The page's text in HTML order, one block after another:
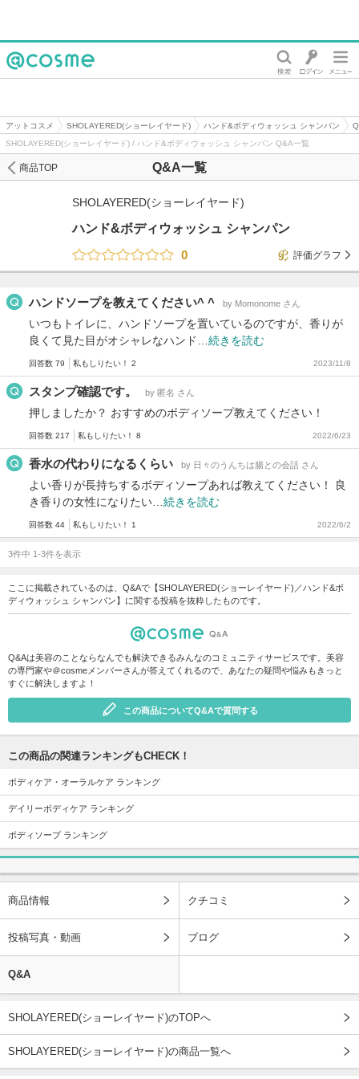
アットコスメ SHOLAYERED(ショーレイヤード) ハンド&ボディウォッシュ シャンパン
SHOLAYERED(ショーレイヤード) / ハンド&ボディウォッシュ シャンパン Q&A一覧
Q&A一覧
商品TOP
SHOLAYERED(ショーレイヤード)
ハンド&ボディウォッシュ シャンパン
0
評価グラフ
ハンドソープを教えてください^ ^ by Momonome さん
いつもトイレに、ハンドソープを置いているのですが、香りが
良くて見た目がオシャレなハンド… 続きを読む
回答数 79 私もしりたい！ 2 2023/11/8
スタンプ確認です。 by 匿名 さん
押しましたか？ おすすめのボディソープ教えてください！
回答数 217 私もしりたい！ 8 2022/6/23
香水の代わりになるくらい by 日々のうんちは腸との会話 さん
よい香りが長持ちするボディソープあれば教えてください！ 良
き香りの女性になりたい… 続きを読む
回答数 44 私もしりたい！ 1 2022/6/2
3件中 1-3件を表示
ここに掲載されているのは、Q&Aで【SHOLAYERED(ショーレイヤード)／ハンド&ボ
ディウォッシュ シャンパン】に関する投稿を抜粋したものです。
Q&Aは美容のことならなんでも解決できるみんなのコミュニティサービスです。美容
の専門家や＠cosmeメンバーさんが答えてくれるので、あなたの疑問や悩みもきっと
すぐに解決しますよ！
この商品についてQ&Aで質問する
この商品の関連ランキングもCHECK！
ボディケア・オーラルケア ランキング
デイリーボディケア ランキング
ボディソープ ランキング
商品情報 クチコミ
投稿写真・動画 ブログ
Q&A
SHOLAYERED(ショーレイヤード)のTOPへ
SHOLAYERED(ショーレイヤード)の商品一覧へ